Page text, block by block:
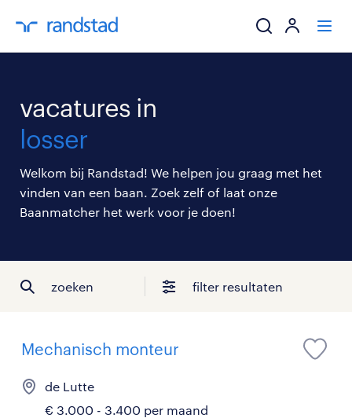
mijn carrière
over randstad
vacatures in
losser
Welkom bij Randstad! We helpen jou graag met het
vinden van een baan. Zoek zelf of laat onze
Baanmatcher het werk voor je doen!
zoeken filter resultaten
Mechanisch monteur
de Lutte
€ 3.000 - 3.400 per maand